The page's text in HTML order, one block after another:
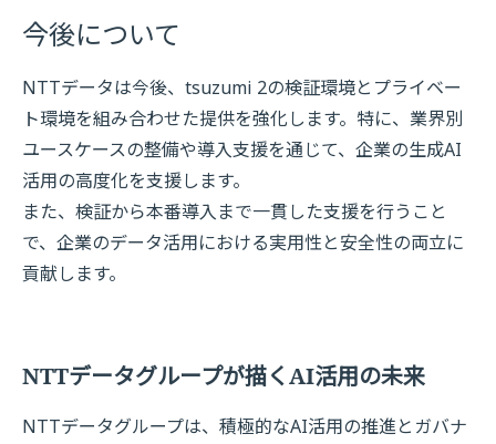
今後について
NTTデータは今後、tsuzumi 2の検証環境とプライベー
ト環境を組み合わせた提供を強化します。特に、業界別
ユースケースの整備や導入支援を通じて、企業の生成AI
活用の高度化を支援します。
また、検証から本番導入まで一貫した支援を行うこと
で、企業のデータ活用における実用性と安全性の両立に
貢献します。
NTTデータグループが描くAI活用の未来
NTTデータグループは、積極的なAI活用の推進とガバナ